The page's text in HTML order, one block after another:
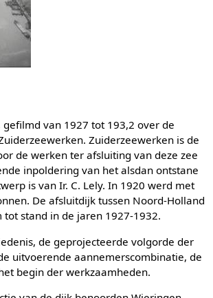
van 1927 tot 193,2 over de
Zuiderzeewerken is de
de werken ter afsluiting van deze zee
inpoldering van het alsdan ontstane
is van Ir. C. Lely. In 1920 werd met
De afsluitdijk tussen Noord-Holland
tot stand in de jaren 1927-1932.
de geprojecteerde volgorde der
uitvoerende aannemerscombinatie, de
begin der werkzaamheden.